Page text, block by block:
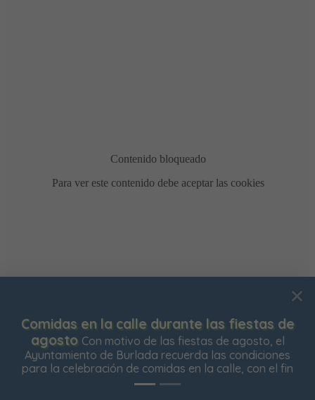
Comidas en la calle durante las fiestas de
agosto Con motivo de las fiestas de agosto, el
Ayuntamiento de Burlada recuerda las condiciones
para la celebración de comidas en la calle, con el fin
Usamos cookies para mejorar su experiencia de
navegación en nuestra web, para mostrarle contenidos
personalizados y analizar el tráfico de nuestra web.
Aceptar todas
Configurar